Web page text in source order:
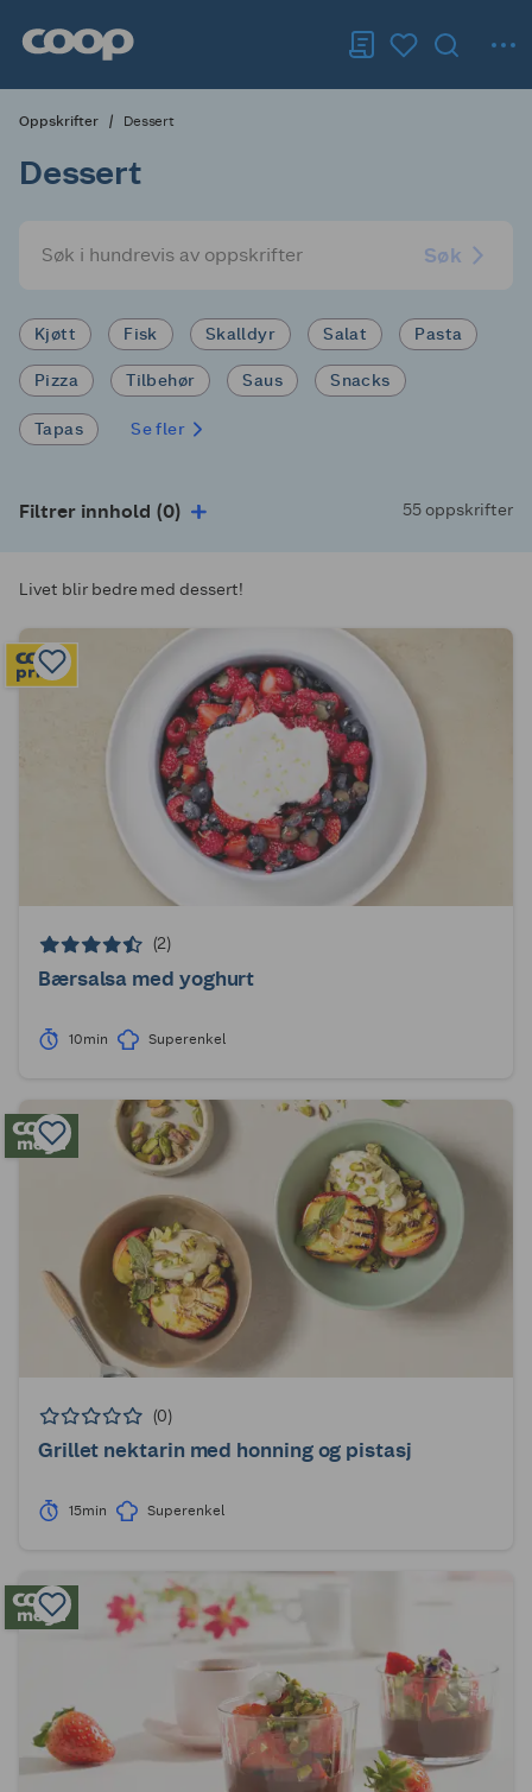
Oppskrifter Dessert
Dessert
Søk
Kjøtt Fisk Skalldyr Salat Pasta
Pizza Tilbehør Saus Snacks
Tapas Se fler
Filtrer innhold (0) 55 oppskrifter
Livet blir bedre med dessert!
(2)
Bærsalsa med yoghurt
10min Superenkel
(0)
Grillet nektarin med honning og pistasj
15min Superenkel